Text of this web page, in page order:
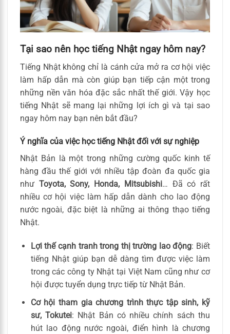
Tại sao nên học tiếng Nhật ngay hôm nay?
Tiếng Nhật không chỉ là cánh cửa mở ra cơ hội việc
làm hấp dẫn mà còn giúp bạn tiếp cận một trong
những nền văn hóa đặc sắc nhất thế giới. Vậy học
tiếng Nhật sẽ mang lại những lợi ích gì và tại sao
ngay hôm nay bạn nên bắt đầu?
Ý nghĩa của việc học tiếng Nhật đối với sự nghiệp
Nhật Bản là một trong những cường quốc kinh tế
hàng đầu thế giới với nhiều tập đoàn đa quốc gia
như Toyota, Sony, Honda, Mitsubishi… Đã có rất
nhiều cơ hội việc làm hấp dẫn dành cho lao động
nước ngoài, đặc biệt là những ai thông thạo tiếng
Nhật.
Lợi thế cạnh tranh trong thị trường lao động: Biết
tiếng Nhật giúp bạn dễ dàng tìm được việc làm
trong các công ty Nhật tại Việt Nam cũng như cơ
hội được tuyển dụng trực tiếp từ Nhật Bản.
Cơ hội tham gia chương trình thực tập sinh, kỹ
sư, Tokutei: Nhật Bản có nhiều chính sách thu
hút lao động nước ngoài, điển hình là chương